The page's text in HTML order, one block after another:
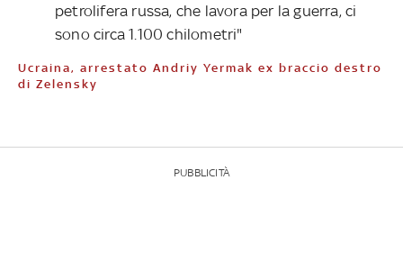
petrolifera russa, che lavora per la guerra, ci
sono circa 1.100 chilometri"
Ucraina, arrestato Andriy Yermak ex braccio destro
di Zelensky
PUBBLICITÀ